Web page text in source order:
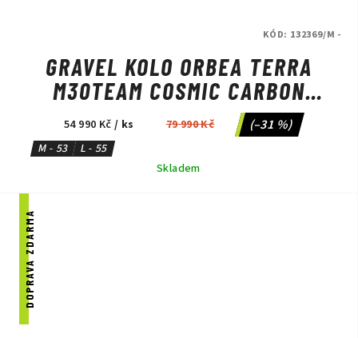
GRAVEL KOLO ORBEA TERRA
M30TEAM COSMIC CARBON
VIEW/METALLIC OLIVE GREEN
54 990 Kč / ks 79 990 Kč (–31 %)
M - 53
L - 55
Skladem
KÓD: 132369/M -
DOPRAVA ZDARMA